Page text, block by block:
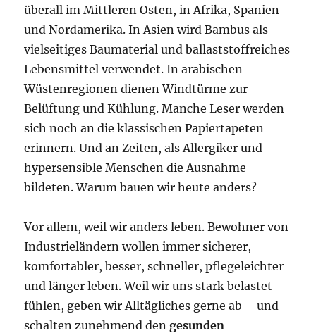
überall im Mittleren Osten, in Afrika, Spanien
und Nordamerika. In Asien wird Bambus als
vielseitiges Baumaterial und ballaststoffreiches
Lebensmittel verwendet. In arabischen
Wüstenregionen dienen Windtürme zur
Belüftung und Kühlung. Manche Leser werden
sich noch an die klassischen Papiertapeten
erinnern. Und an Zeiten, als Allergiker und
hypersensible Menschen die Ausnahme
bildeten. Warum bauen wir heute anders?
Vor allem, weil wir anders leben. Bewohner von
Industrieländern wollen immer sicherer,
komfortabler, besser, schneller, pflegeleichter
und länger leben. Weil wir uns stark belastet
fühlen, geben wir Alltägliches gerne ab – und
schalten zunehmend dengesunden